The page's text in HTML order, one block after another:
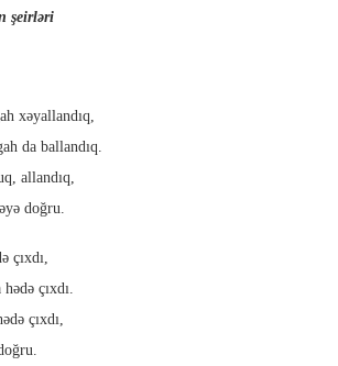
şeirləri
xəyallandıq,
da ballandıq.
allandıq,
doğru.
çıxdı,
çıxdı.
çıxdı,